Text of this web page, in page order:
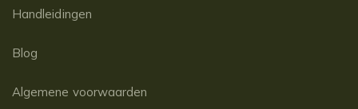
Handleidingen
Blog
Algemene voorwaarden